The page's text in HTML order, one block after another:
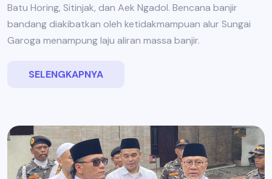
Batu Horing, Sitinjak, dan Aek Ngadol. Bencana banjir
bandang diakibatkan oleh ketidakmampuan alur Sungai
Garoga menampung laju aliran massa banjir.
SELENGKAPNYA